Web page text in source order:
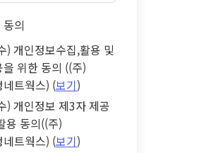
의
) 개인정보수집,활용 및
을 위한 동의 ((주)
네트웍스) (보기)
) 개인정보 제3자 제공
용 동의((주)
네트웍스) (보기)